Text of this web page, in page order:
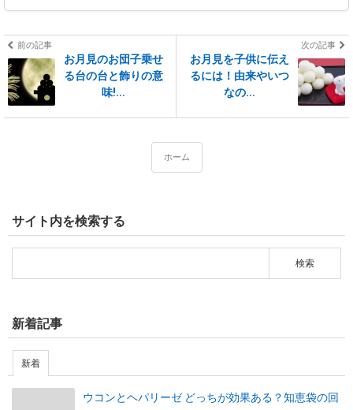
前の記事
お月見のお団子乗せ
る台の台と飾りの意
味!...
次の記事
お月見を子供に伝え
るには！由来やいつ
なの...
ホーム
サイト内を検索する
新着記事
新着
ウコンとヘパリーゼ どっちが効果ある？知恵袋の回